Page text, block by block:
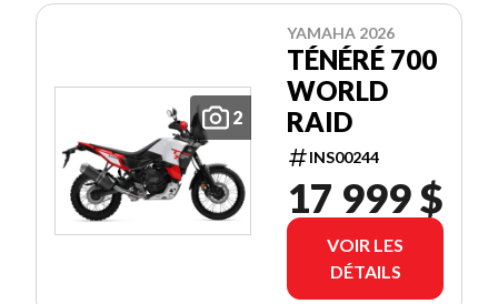
2
YAMAHA 2026
TÉNÉRÉ 700
WORLD
RAID
INS00244
17 999 $
VOIR LES
DÉTAILS